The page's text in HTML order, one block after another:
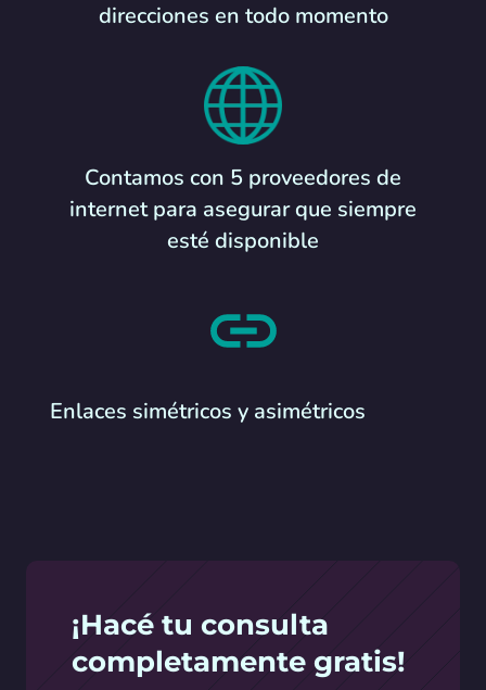
direcciones en todo momento
Contamos con 5 proveedores de
internet para asegurar que siempre
esté disponible
Enlaces simétricos y asimétricos
¡Hacé tu consulta
completamente gratis!